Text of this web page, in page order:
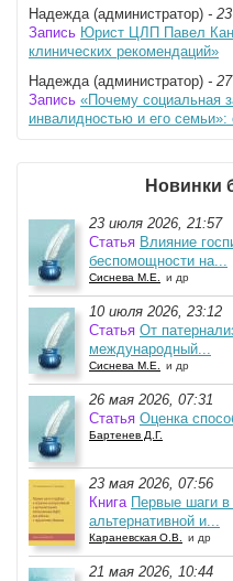
Надежда (администратор) -
Запись Юрист ЦЛП Павел
клинических рекомендаций»
Надежда (администратор) -
Запись «Почему социальная
инвалидностью и его семьи»:
Новинки
23 июля 2026, 21:57
Статья Влияние
беспомощности на...
Сиснева М.Е. и др
10 июля 2026, 23:12
Статья От
международный...
Сиснева М.Е. и др
26 мая 2026, 07:31
Статья Оценка
Бартенев Д.Г.
23 мая 2026, 07:56
Книга Первые шаги в
альтернативной и...
Караневская О.В. и др
21 мая 2026, 10:44